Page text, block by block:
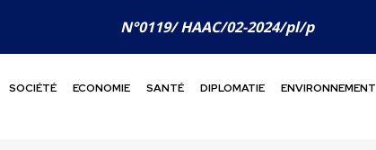
N°0119/ HAAC/02-2024/pl/p
SOCIÉTÉ ECONOMIE SANTÉ DIPLOMATIE ENVIRONNEMENT